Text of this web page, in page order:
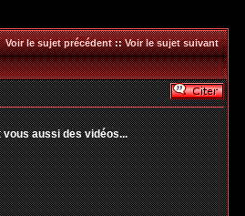
Voir le sujet précédent::Voir le sujet suivant
aussi des vidéos...